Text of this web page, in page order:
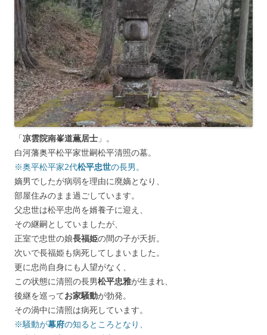
「凉雲院南峯道薫居士 」。
白河藩奥平松平家世嗣松平清照の墓。
※奥平松平家2代松平忠世の長男。
嫡男でしたが病弱を理由に廃嫡となり、
部屋住みのまま過ごしています。
父忠世は松平忠尚を婿養子に迎え、
その継嗣としていましたが、
正室で忠世の娘長福姫の間の子が夭折。
次いで長福姫も病死してしまいました。
更に忠尚自身にも人望がなく、
この状態に清照の長男松平忠雅が生まれ、
後継を巡ってお家騒動が勃発。
その渦中に清照は病死しています。
※騒動が幕府の知るところとなり、